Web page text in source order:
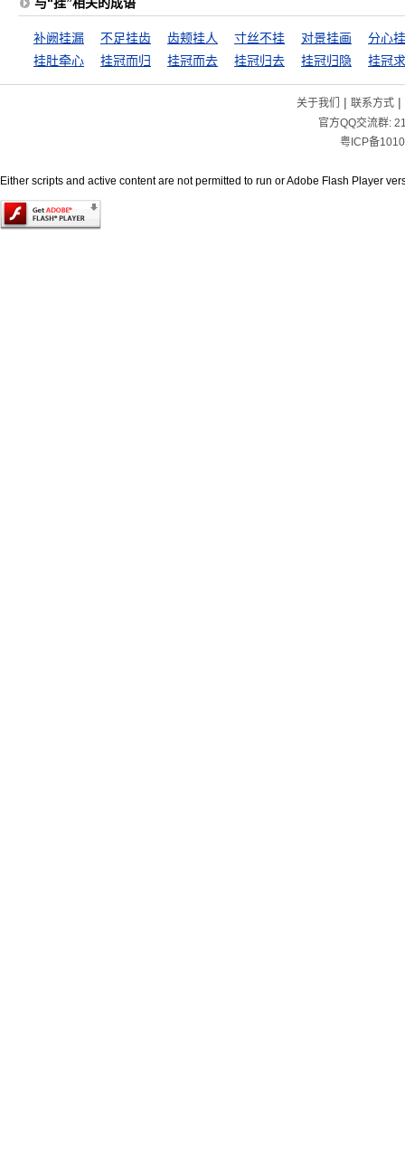
补阙挂漏 不足挂齿 齿颊挂人 寸丝不挂 对景挂画
分心
挂肚牵心
挂冠而归 挂冠而去 挂冠归去 挂冠归隐 挂冠
关于我们 | 联系方式|
官方QQ交流群:
粤ICP备
Either scripts and active content are not permitted to run or Adobe Flash Player